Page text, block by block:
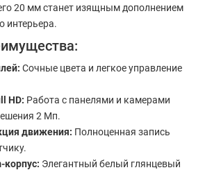
20 мм станет изящным дополнением
интерьера.
Сочные цвета и легкое управление
HD: Работа с панелями и камерами
2 Мп.
движения: Полноценная запись
корпус: Элегантный белый глянцевый